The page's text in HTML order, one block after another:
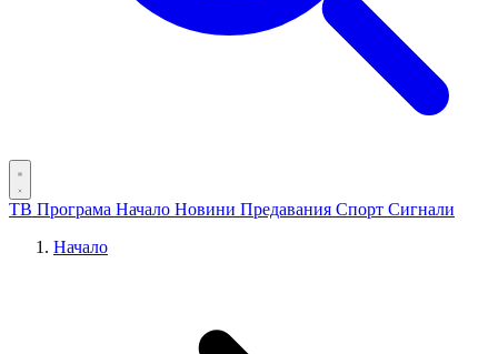
ТВ Програма Начало Новини Предавания Спорт Сигнали
Начало